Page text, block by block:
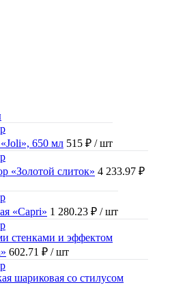
650 мл 515 ₽ / шт
«Золотой слиток» 4 233.97 ₽
«Capri» 1 280.23 ₽ / шт
стенками и эффектом
602.71 ₽ / шт
шариковая со стилусом